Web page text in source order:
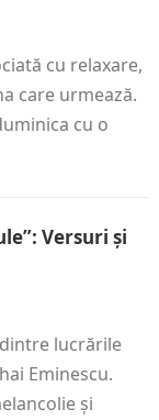
cu relaxare,
care urmează.
cu o
Versuri și
dintre lucrările
Eminescu.
și